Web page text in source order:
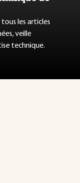
les articles
veille
technique.